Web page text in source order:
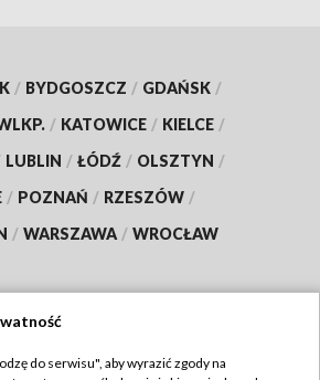
/ BYDGOSZCZ / GDAŃSK /
/ KATOWICE / KIELCE /
LUBLIN / ŁÓDŹ / OLSZTYN /
/ POZNAŃ / RZESZÓW /
/ WARSZAWA / WROCŁAW
do serwisu", aby wyrazić zgody na